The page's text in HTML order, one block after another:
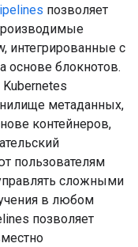
позволяет
интегрированные с
основе блокнотов.
метаданных,
контейнеров,
пользователям
сложными
в любом
позволяет